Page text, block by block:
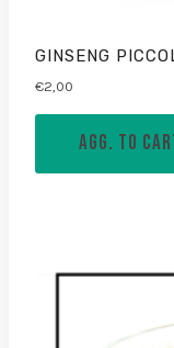
GINSENG
€2,00
AGG. TO